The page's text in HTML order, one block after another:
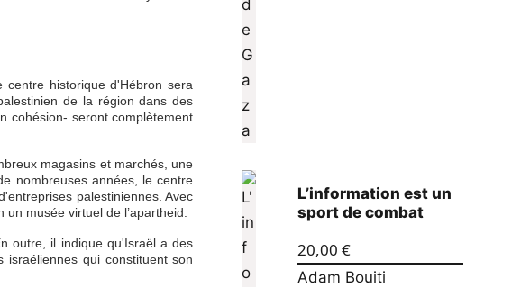
historique d'Hébron sera
de la région dans des
cohésion- seront complètement
magasins et marchés, une
nombreuses années, le centre
palestiniennes. Avec
musée virtuel de l’apartheid.
outre, il indique qu'Israël a des
qui constituent son
L’information est un
sport de combat
20,00 €
Adam Bouiti